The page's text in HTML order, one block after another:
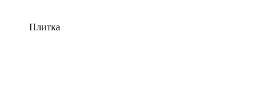
Плитка